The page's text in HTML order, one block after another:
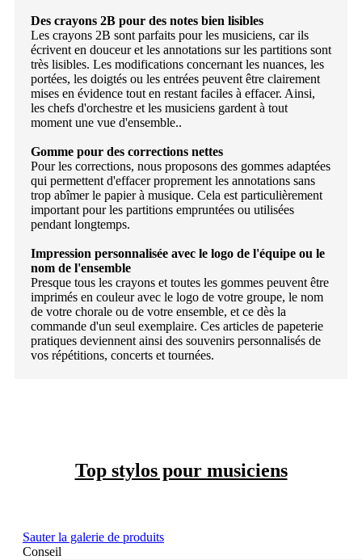
Des crayons 2B pour des notes bien lisibles
Les crayons 2B sont parfaits pour les musiciens, car ils
écrivent en douceur et les annotations sur les partitions sont
très lisibles. Les modifications concernant les nuances, les
portées, les doigtés ou les entrées peuvent être clairement
mises en évidence tout en restant faciles à effacer. Ainsi,
les chefs d'orchestre et les musiciens gardent à tout
moment une vue d'ensemble..
Gomme pour des corrections nettes
Pour les corrections, nous proposons des gommes adaptées
qui permettent d'effacer proprement les annotations sans
trop abîmer le papier à musique. Cela est particulièrement
important pour les partitions empruntées ou utilisées
pendant longtemps.
Impression personnalisée avec le logo de l'équipe ou le
nom de l'ensemble
Presque tous les crayons et toutes les gommes peuvent être
imprimés en couleur avec le logo de votre groupe, le nom
de votre chorale ou de votre ensemble, et ce dès la
commande d'un seul exemplaire. Ces articles de papeterie
pratiques deviennent ainsi des souvenirs personnalisés de
vos répétitions, concerts et tournées.
Top stylos pour musiciens
Sauter la galerie de produits
Conseil